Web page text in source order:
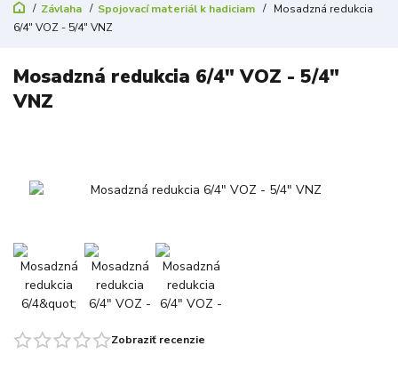
Závlaha Spojovací materiál k hadiciam
Mosadzná redukcia
6/4" VOZ - 5/4" VNZ
Mosadzná redukcia 6/4" VOZ - 5/4"
VNZ
Zobraziť recenzie